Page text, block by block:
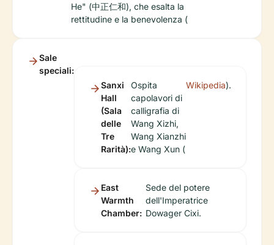
He" (中正仁和), che esalta la
rettitudine e la benevolenza (
Sale
speciali:
Sanxi
Hall
(Sala
delle
Tre
Rarità):
Ospita
capolavori di
calligrafia di
Wang Xizhi,
Wang Xianzhi
e Wang Xun (
Wikipedia).
East
Warmth
Chamber:
Sede del potere
dell'Imperatrice
Dowager Cixi.